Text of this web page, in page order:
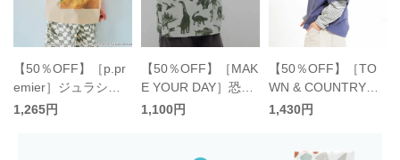
【50％OFF】［p.pr
emier］ジュラシッ
クパークバリエーシ
1,265円
【50％OFF】［MAK
E YOUR DAY］恐竜
柄Tシャツ キッズ／
1,100円
【50％OFF】［TO
WN & COUNTRY］
袖ドッキングTシャ
1,430円